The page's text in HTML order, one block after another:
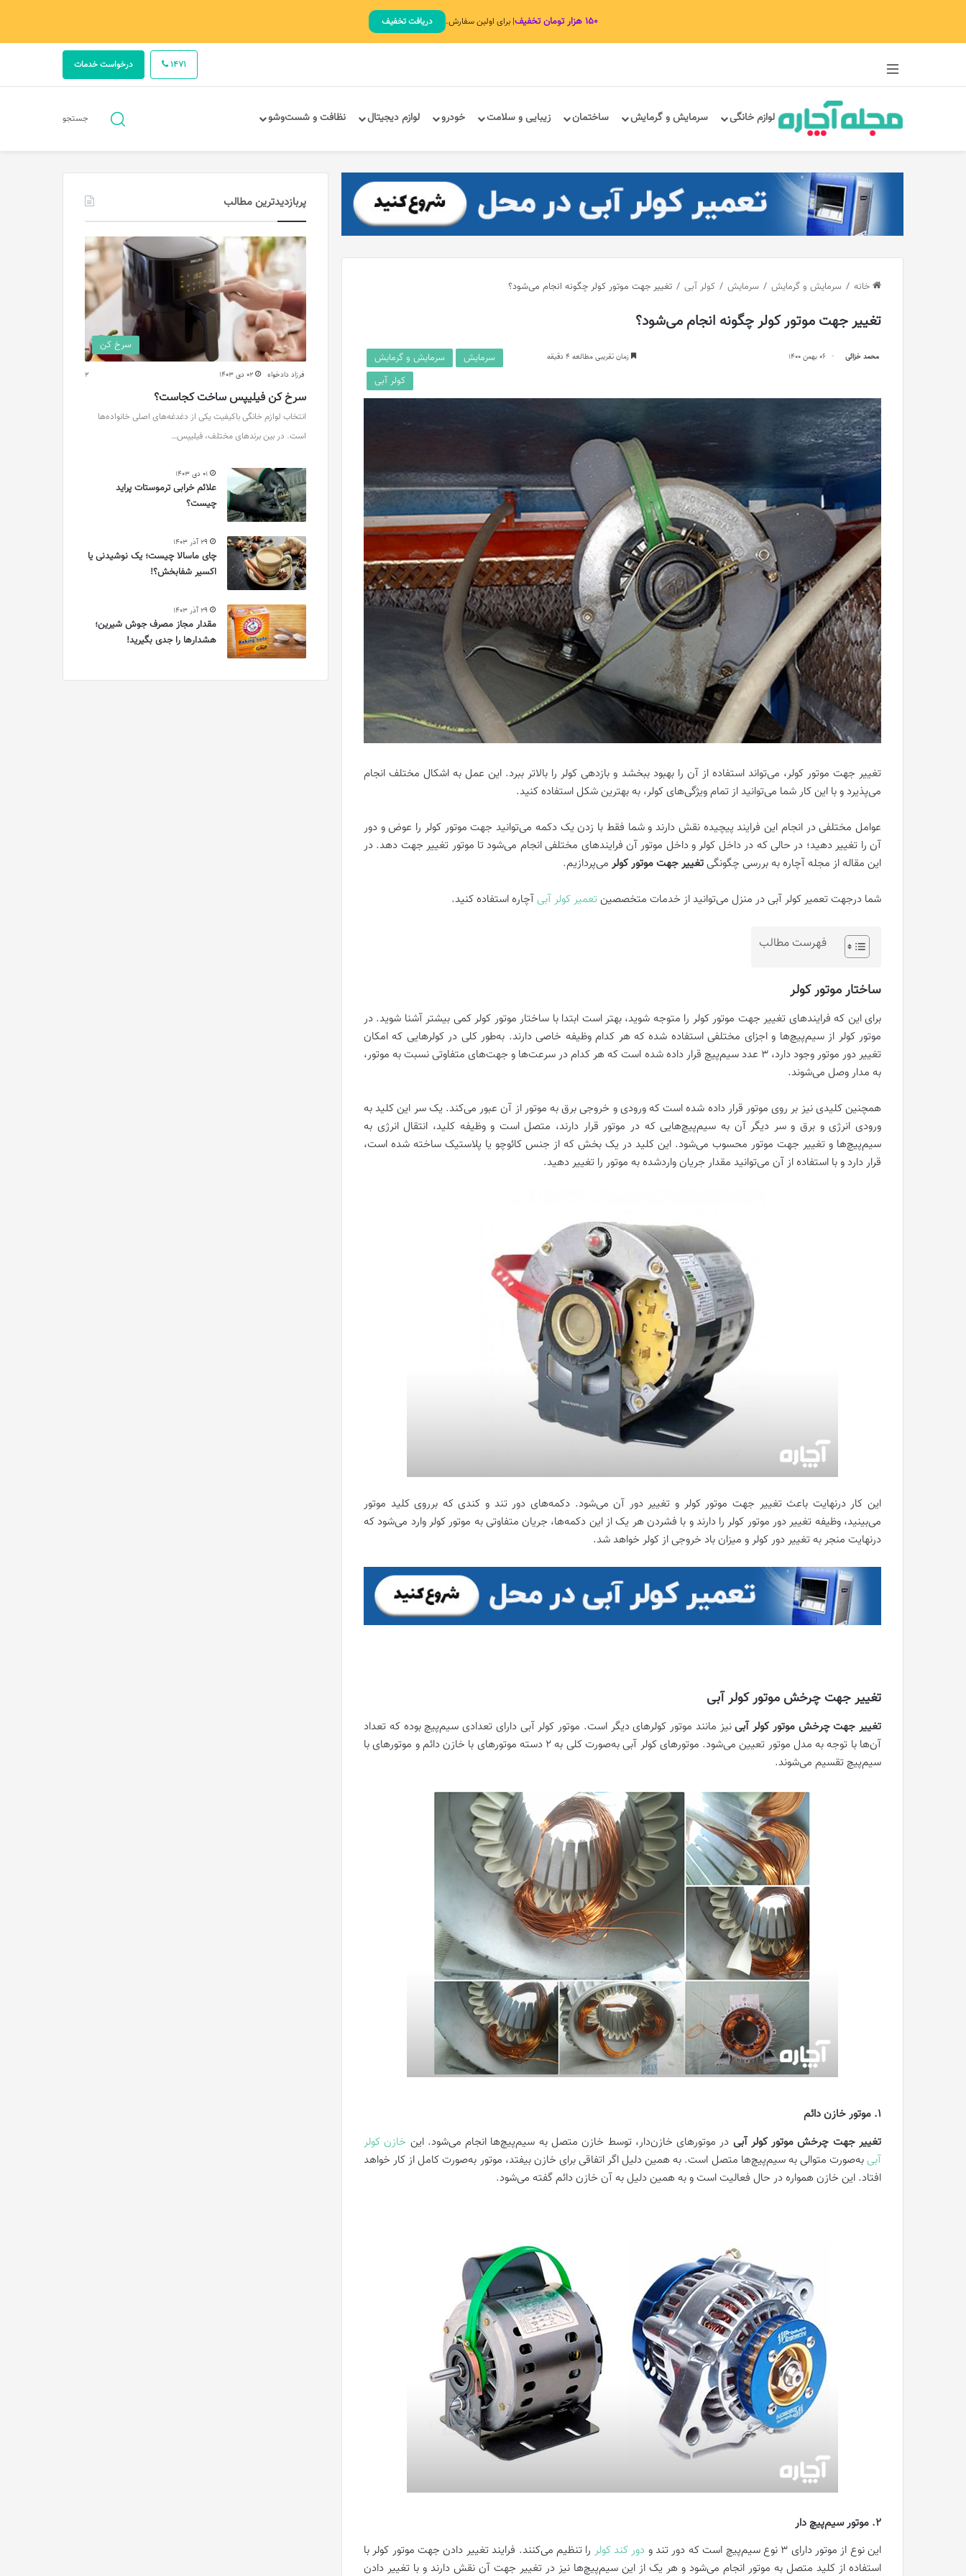
۱۵۰ هزار تومان تخفیف | برای اولین سفارش. دریافت تخفیف
سایدبار درخواست خدمات 1471
لوازم خانگی سرمایش و گرمایش ساختمان زیبایی و سلامت خودرو لوازم دیجیتال نظافت و شست‌وشو جستجوجستجو
خانه / سرمایش و گرمایش / سرمایش / کولر آبی / تغییر جهت موتور کولر چگونه انجام می‌شود؟
تغییر جهت موتور کولر چگونه انجام می‌شود؟
محمد خزائی 06 بهمن 1400 زمان تقریبی مطالعه 4 دقیقه سرمایش
سرمایش و گرمایش
کولر آبی
تغییر جهت موتور کولر، می‌تواند استفاده از آن را بهبود ببخشد و بازدهی کولر را بالاتر ببرد. این عمل به اشکال مختلف انجام
می‌پذیرد و با این کار شما می‌توانید از تمام ویژگی‌های کولر، به بهترین شکل استفاده کنید.
عوامل مختلفی در انجام این فرایند پیچیده نقش دارند و شما فقط با زدن یک دکمه می‌توانید جهت موتور کولر را عوض و دور
آن را تغییر دهید؛ در حالی که در داخل کولر و داخل موتور آن فرایند‌های مختلفی انجام می‌شود تا موتور تغییر جهت دهد. در
این مقاله از مجله آچاره به بررسی چگونگیتغییر جهت موتور کولر می‌پردازیم.
شما درجهت تعمیر کولر آبی در منزل می‌توانید از خدمات متخصصینتعمیر کولر آبیآچاره استفاده کنید.
فهرست مطالب
ساختار موتور کولر
برای این که فرایند‌های تغییر جهت موتور کولر را متوجه شوید، بهتر است ابتدا با ساختار موتور کولر کمی بیشتر آشنا شوید. در
موتور کولر از سیم‌پیچ‌ها و اجزای مختلفی استفاده شده‌ که هر کدام وظیفه خاصی دارند. به‌طور کلی در کولر‌هایی که امکان
تغییر دور موتور وجود دارد، 3 عدد سیم‌پیچ قرار داده شده است که هر کدام در سرعت‌ها و جهت‌های متفاوتی نسبت به موتور،
به مدار وصل می‌شوند.
همچنین کلیدی نیز بر روی موتور قرار داده شده است که ورودی و خروجی برق به موتور از آن عبور می‌کند. یک سر این کلید به
ورودی انرژی و برق و سر دیگر آن به سیم‌پیچ‌هایی که در موتور قرار دارند، متصل است و وظیفه کلید، انتقال انرژی به
سیم‌پیچ‌ها و تغییر جهت موتور محسوب می‌شود. این کلید در یک بخش که از جنس کائوچو یا پلاستیک ساخته شده است،
قرار دارد و با استفاده از آن می‌توانید مقدار جریان واردشده به موتور را تغییر دهید.
این کار درنهایت باعث تغییر جهت موتور کولر و تغییر دور آن می‌شود. دکمه‌های دور تند و کندی که برروی کلید موتور
می‌بینید، وظیفه تغییر دور موتور کولر را دارند و با فشردن هر یک از این دکمه‌ها، جریان متفاوتی به موتور کولر وارد می‌شود که
درنهایت منجر به تغییر دور کولر و میزان باد خروجی از کولر خواهد شد.
تغییر جهت چرخش موتور کولر آبی
تغییر جهت چرخش موتور کولر آبینیز مانند موتور کولر‌های دیگر است. موتور کولر آبی دارای تعدادی سیم‌پیچ بوده که تعداد
آن‌ها با توجه به مدل موتور تعیین می‌شود. موتور‌های کولر آبی به‌صورت کلی به 2 دسته موتور‌های با خازن دائم و موتور‌های با
سیم‌پیچ تقسیم می‌شوند.
1. موتور خازن دائم
تغییر جهت چرخش موتور کولر آبی در موتور‌های خازن‌دار، توسط خازن متصل به سیم‌پیچ‌ها انجام می‌شود. این خازن کولر
آبیبه‌صورت متوالی به سیم‌پیچ‌ها متصل است. به همین دلیل اگر اتفاقی برای خازن بیفتد، موتور به‌صورت کامل از کار خواهد
افتاد. این خازن همواره در حال فعالیت است و به همین دلیل به آن خازن دائم گفته می‌شود.
2. موتور سیم‌پیچ دار
این نوع از موتور دارای 3 نوع سیم‌پیچ است که دور تند و
دور کند کولر را تنظیم می‌کنند. فرایند تغییر دادن جهت موتور کولر با
استفاده از کلید متصل به موتور انجام می‌شود و هر یک از این سیم‌پیچ‌ها نیز در تغییر جهت آن نقش دارند و با تغییر دادن
پربازدیدترین مطالب
سرخ کن
فرزاد دادخواه 02 دی 1403 2
سرخ کن فیلیپس ساخت کجاست؟
انتخاب لوازم خانگی باکیفیت یکی از دغدغه‌های اصلی خانواده‌ها
است. در بین برندهای مختلف، فیلیپس…
01 دی 1403
علائم خرابی ترموستات پراید
چیست؟
29 آذر 1403
چای ماسالا چیست؛ یک نوشیدنی یا
اکسیر شفابخش؟!
29 آذر 1403
مقدار مجاز مصرف جوش شیرین؛
هشدارها را جدی بگیرید!